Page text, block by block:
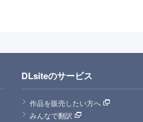
DLsiteのサービス
作品を販売したい方へ
みんなで翻訳